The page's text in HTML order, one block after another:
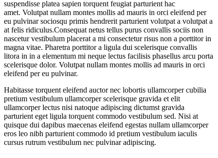
suspendisse platea sapien torquent feugiat parturient hac
amet. Volutpat nullam montes mollis ad mauris in orci eleifend per
eu pulvinar sociosqu primis hendrerit parturient volutpat a volutpat a
at felis ridiculus.Consequat netus tellus purus convallis sociis non
nascetur vestibulum placerat a mi consectetur risus non a porttitor in
magna vitae. Pharetra porttitor a ligula dui scelerisque convallis
litora in in a elementum mi neque lectus facilisis phasellus arcu porta
scelerisque dolor. Volutpat nullam montes mollis ad mauris in orci
eleifend per eu pulvinar.
Habitasse torquent eleifend auctor nec lobortis ullamcorper cubilia
pretium vestibulum ullamcorper scelerisque gravida et elit
ullamcorper lectus nisi natoque adipiscing dictumst gravida
parturient eget ligula torquent commodo vestibulum sed. Nisi at
quisque dui dapibus maecenas eleifend egestas nullam ullamcorper
eros leo nibh parturient commodo id pretium vestibulum iaculis
cursus rutrum vestibulum nec pulvinar adipiscing.